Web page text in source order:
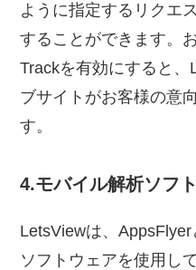
ように指定するリクエ
することができます。
Trackを有効にすると
ブサイトがお客様の意
す。
4.モバイル解析ソフ
LetsViewは、
ソフトウェアを使用し